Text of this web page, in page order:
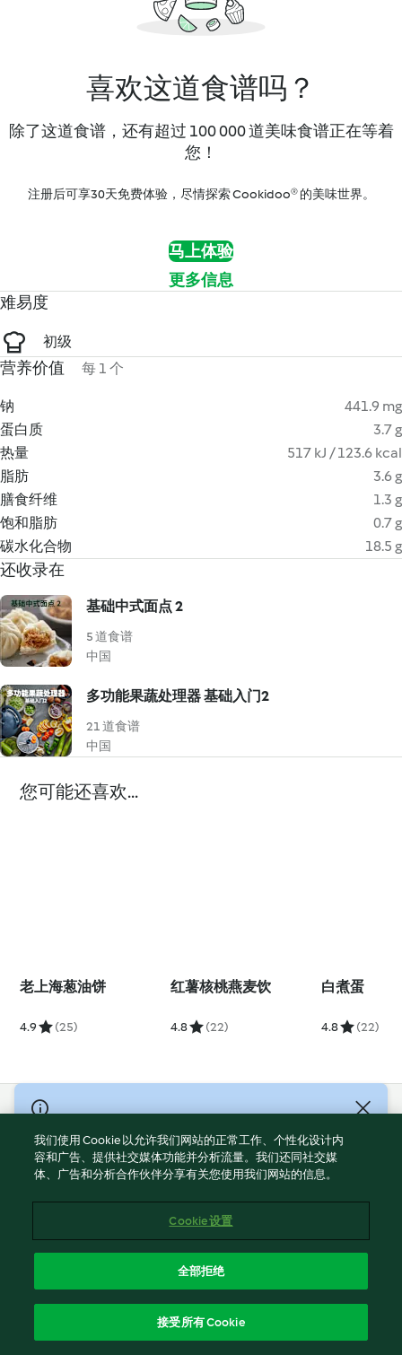
喜欢这道食谱吗？
除了这道食谱，还有超过 100 000 道美味食谱正在等着
您！
注册后可享30天免费体验，尽情探索 Cookidoo® 的美味世界。
马上体验
更多信息
难易度
初级
营养价值 每 1 个
钠
441.9 mg
蛋白质
3.7 g
热量
517 kJ / 123.6 kcal
脂肪
3.6 g
膳食纤维
1.3 g
饱和脂肪
0.7 g
碳水化合物
18.5 g
还收录在
基础中式面点 2
5 道食谱
中国
多功能果蔬处理器 基础入门2
21 道食谱
中国
您可能还喜欢...
老上海葱油饼
4.9 (25)
红薯核桃燕麦饮
4.8 (22)
白煮蛋
4.8 (22)
© Copyright 2021-2023 福维克信息科技(上海)有限公司 版权所有
2026
使用规定
Cookies
ICP许可证号：沪通信管自贸[2026]3号
我们使用 Cookie 以允许我们网站的正常工作、个性化设计内
容和广告、提供社交媒体功能并分析流量。我们还同社交媒
体、广告和分析合作伙伴分享有关您使用我们网站的信息。
Cookie 设置
全部拒绝
接受所有 Cookie